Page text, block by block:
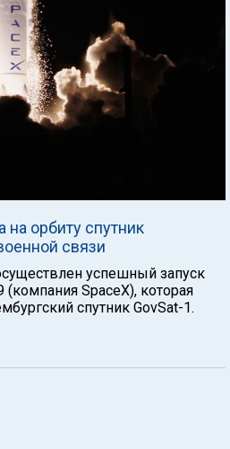
на орбиту спутник
связи
успешный запуск
(компания SpaceX), которая
спутник GovSat-1.